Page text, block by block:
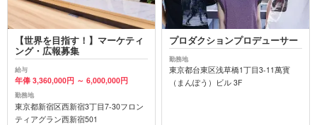
【世界を目指す！】マーケティ
ング・広報募集
給与
年俸 3,360,000円 ～ 6,000,000円
勤務地
東京都新宿区西新宿3丁目7-30フロン
ティアグラン西新宿501
プロダクションプロデューサー
勤務地
東京都台東区浅草橋1丁目3-11萬寳
（まんぽう）ビル 3F